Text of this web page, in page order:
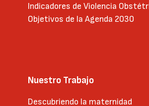
Indicadores de Violencia
Objetivos de la Agenda 2030
Nuestro Trabajo
Descubriendo la maternidad